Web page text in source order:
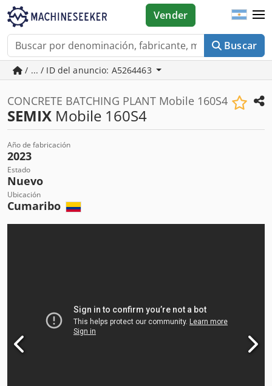
Buscar
Vender
/ ... / ID del anuncio: A5264463
CONCRETE BATCHING PLANT Mobile 160S4
SEMIX Mobile 160S4
Año de fabricación
2023
Estado
Nuevo
Ubicación
Cumaribo